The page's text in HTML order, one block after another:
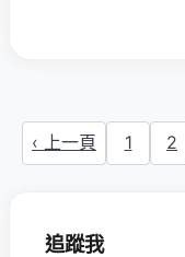
‹ 上一頁 1 2
追蹤我